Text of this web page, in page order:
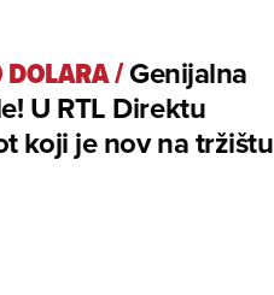
/Genijalna
U RTL Direktu
koji je nov na tržištu